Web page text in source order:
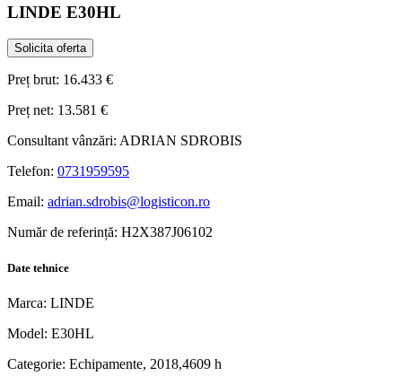
LINDE E30HL
Solicita oferta
Preț brut: 16.433 €
Preț net: 13.581 €
Consultant vânzări: ADRIAN SDROBIS
Telefon: 0731959595
Email: adrian.sdrobis@logisticon.ro
Număr de referință: H2X387J06102
Date tehnice
Marca: LINDE
Model: E30HL
Categorie: Echipamente, 2018,4609 h